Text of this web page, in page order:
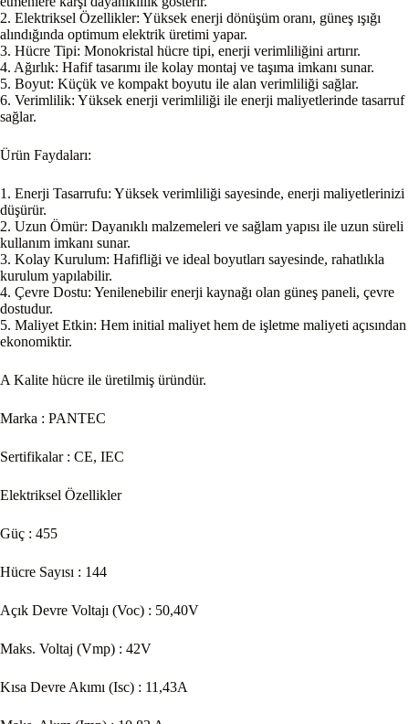
2. Elektriksel Özellikler: Yüksek enerji dönüşüm oranı, güneş ışığı
alındığında optimum elektrik üretimi yapar.
3. Hücre Tipi: Monokristal hücre tipi, enerji verimliliğini artırır.
4. Ağırlık: Hafif tasarımı ile kolay montaj ve taşıma imkanı sunar.
5. Boyut: Küçük ve kompakt boyutu ile alan verimliliği sağlar.
6. Verimlilik: Yüksek enerji verimliliği ile enerji maliyetlerinde tasarruf
sağlar.
Ürün Faydaları:
1. Enerji Tasarrufu: Yüksek verimliliği sayesinde, enerji maliyetlerinizi
düşürür.
2. Uzun Ömür: Dayanıklı malzemeleri ve sağlam yapısı ile uzun süreli
kullanım imkanı sunar.
3. Kolay Kurulum: Hafifliği ve ideal boyutları sayesinde, rahatlıkla
kurulum yapılabilir.
4. Çevre Dostu: Yenilenebilir enerji kaynağı olan güneş paneli, çevre
dostudur.
5. Maliyet Etkin: Hem initial maliyet hem de işletme maliyeti açısından
ekonomiktir.
A Kalite hücre ile üretilmiş üründür.
Marka : PANTEC
Sertifikalar : CE, IEC
Elektriksel Özellikler
Güç : 455
Hücre Sayısı : 144
Açık Devre Voltajı (Voc) : 50,40V
Maks. Voltaj (Vmp) : 42V
Kısa Devre Akımı (Isc) : 11,43A